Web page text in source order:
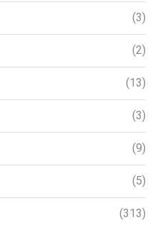
(3)
(2)
(13)
(3)
(9)
(5)
(313)